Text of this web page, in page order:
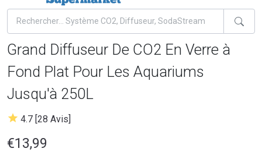
Grand Diffuseur De CO2 En Verre à
Fond Plat Pour Les Aquariums
Jusqu'à 250L
4.7 [28 Avis]
€13,99